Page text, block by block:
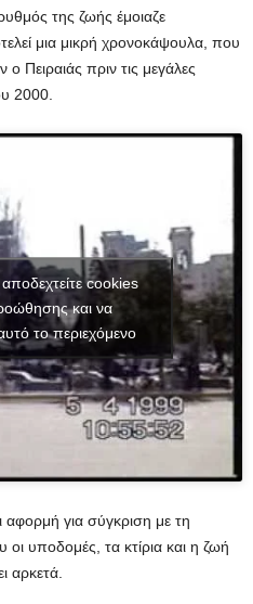
της ζωής έμοιαζε
μια μικρή χρονοκάψουλα, που
Πειραιάς πριν τις μεγάλες
2000.
αποδεχτείτε cookies
και να
το περιεχόμενο
για σύγκριση με τη
υποδομές, τα κτίρια και η ζωή
αρκετά.